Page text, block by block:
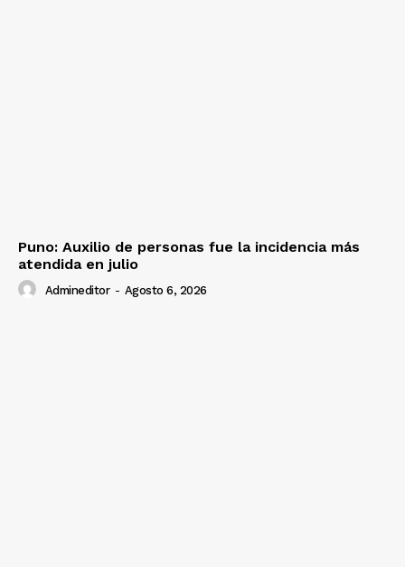
Puno: Auxilio de personas fue la incidencia más
atendida en julio
Admineditor - Agosto 6, 2026